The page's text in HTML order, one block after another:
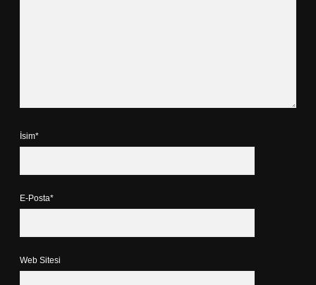
İsim*
E-Posta*
Web Sitesi